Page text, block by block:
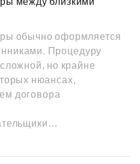
обычно оформляется
Процедуру
но крайне
нюансах,
договора